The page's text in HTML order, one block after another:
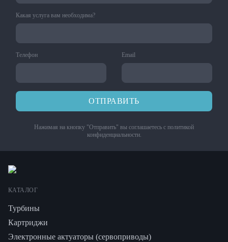
Какая услуга вам необходима?
Телефон Email
ОТПРАВИТЬ
Нажимая на кнопку "Отправить" вы соглашаетесь с политикой
конфиденциальности.
КАТАЛОГ
Турбины
Картриджи
Электронные актуаторы (сервоприводы)